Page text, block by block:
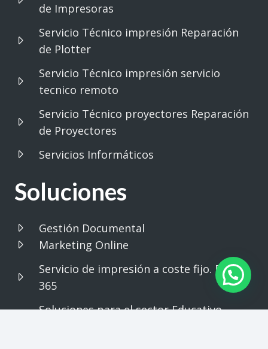
de Impresoras
Servicio Técnico impresión Reparación
de Plotter
Servicio Técnico impresión servicio
tecnico remoto
Servicio Técnico proyectores Reparación
de Proyectores
Servicios Informáticos
Soluciones
Gestión Documental
Marketing Online
Servicio de impresión a coste fijo. Print
365
Soluciones para el sector Educativo.